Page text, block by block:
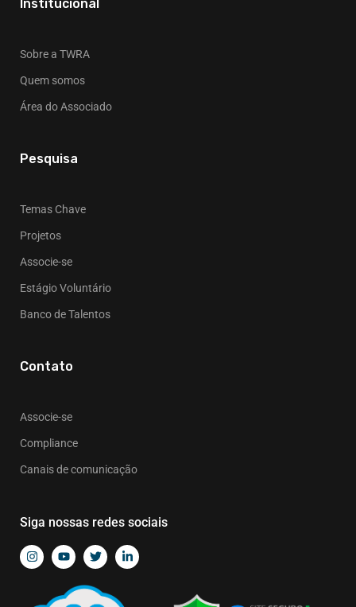
Institucional
Sobre a TWRA
Quem somos
Área do Associado
Pesquisa
Temas Chave
Projetos
Associe-se
Estágio Voluntário
Banco de Talentos
Contato
Associe-se
Compliance
Canais de comunicação
Siga nossas redes sociais